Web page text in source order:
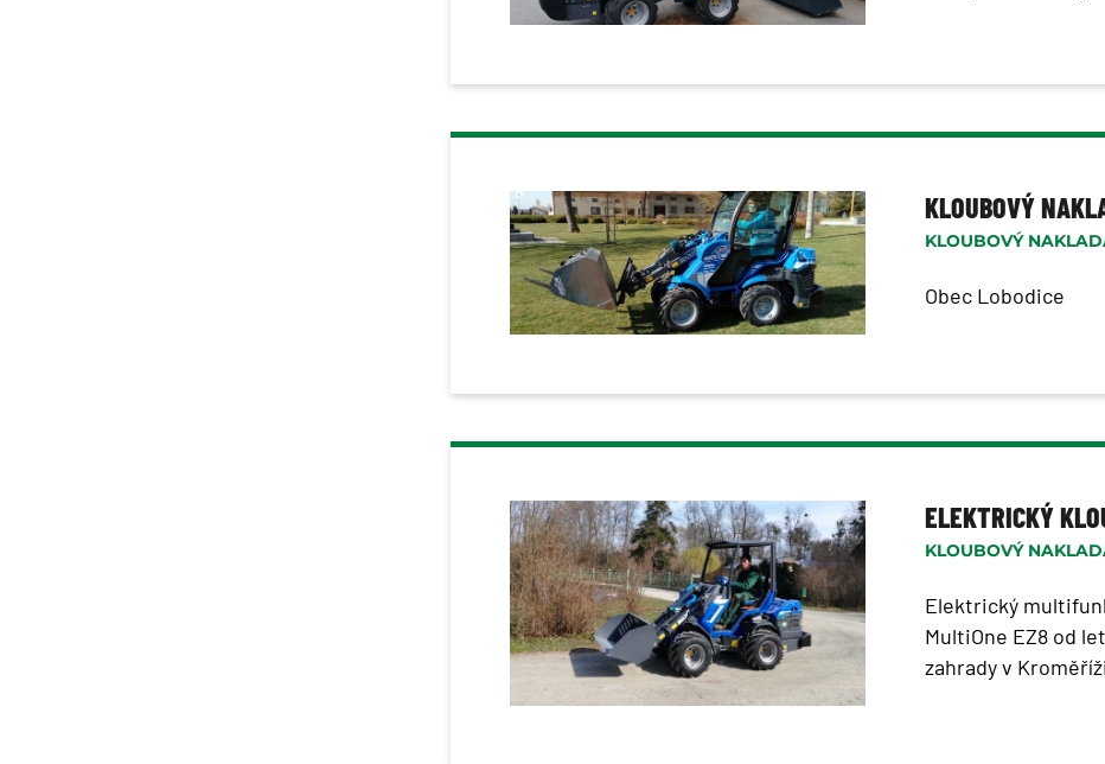
KLOUBOVÝ
KLOUBOVÝ
Obec Lobodice
ELEKTRICKÝ
KLOUBOVÝ
Elektrický
MultiOne EZ8 od
zahrady v